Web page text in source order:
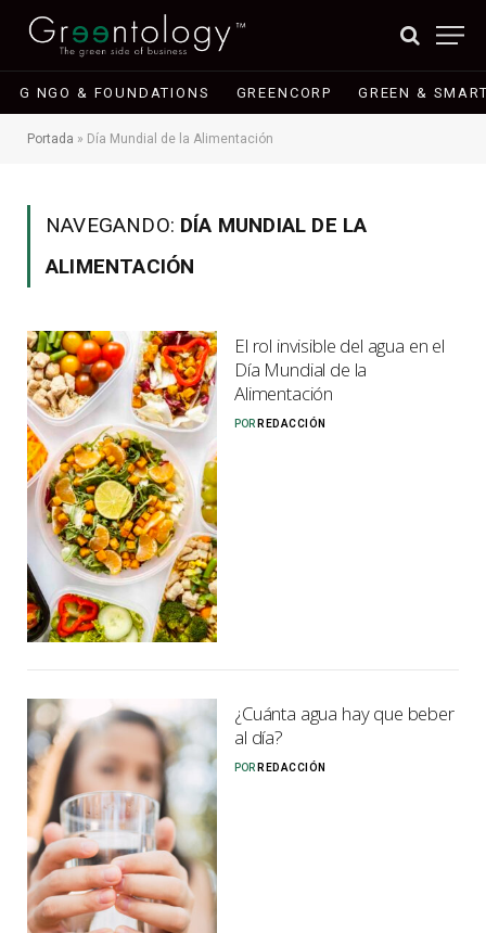
G NGO & FOUNDATIONS GREENCORP GREEN &
Portada » Día Mundial de la Alimentación
NAVEGANDO: DÍA MUNDIAL DE LA
ALIMENTACIÓN
El rol invisible del agua en el
Día Mundial de la
Alimentación
POR REDACCIÓN
¿Cuánta agua hay que beber
al día?
POR REDACCIÓN